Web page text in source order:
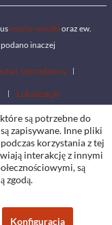
koszty wysyłki oraz ew.
inaczej
sprzedawcą
Lokalizacje
są potrzebne do
zapisywane. Inne pliki
korzystania z tej
interakcję z innymi
są
zgodą.
Konfiguracja